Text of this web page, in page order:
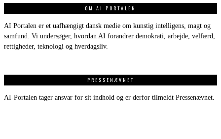
OM AI PORTALEN
AI Portalen er et uafhængigt dansk medie om kunstig intelligens, magt og
samfund. Vi undersøger, hvordan AI forandrer demokrati, arbejde, velfærd,
rettigheder, teknologi og hverdagsliv.
PRESSENÆVNET
AI-Portalen tager ansvar for sit indhold og er derfor tilmeldt Pressenævnet.